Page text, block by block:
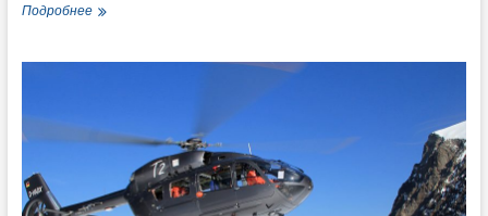
ПодробнееПремьер
в
годовщину